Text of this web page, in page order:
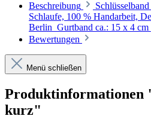
Beschreibung
Schlaufe, 100 % Handarbeit,
Berlin Gurtband ca.: 15 x 4
Bewertungen
Menü schließen
Produktinformationen
kurz"